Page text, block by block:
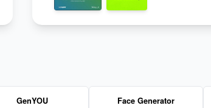
GenYOU Face Generator